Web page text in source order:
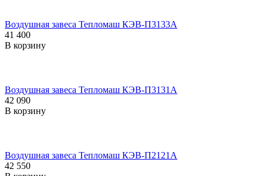
Воздушная завеса Тепломаш КЭВ-П3133A
41 400
В корзину
Воздушная завеса Тепломаш КЭВ-П3131A
42 090
В корзину
Воздушная завеса Тепломаш КЭВ-П2121A
42 550